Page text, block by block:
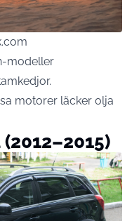
modeller
motorer läcker olja